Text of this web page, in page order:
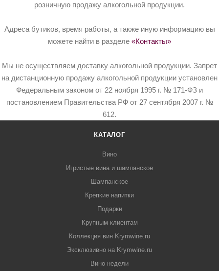
розничную продажу алкогольной продукции.
Адреса бутиков, время работы, а также иную информацию вы
можете найти в разделе «Контакты»
Мы не осуществляем доставку алкогольной продукции. Запрет
на дистанционную продажу алкогольной продукции установлен
Федеральным законом от 22 ноября 1995 г. № 171-ФЗ и
постановлением Правительства РФ от 27 сентября 2007 г. №
612.
КАТАЛОГ
Вино
Игристые вина и шампанское
Шампанское
Крепкие напитки
Подарки
Крупным клиентам
Коллекция вин Krymwine.ru
Эксклюзивно на Krymwine.ru
Вино недели